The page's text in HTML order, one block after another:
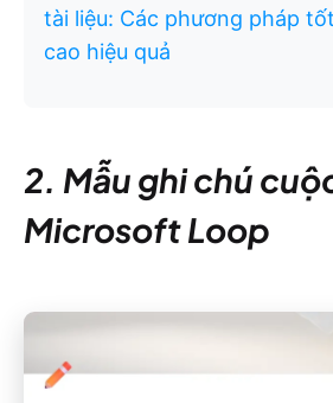
tài liệu: Các phương pháp
cao hiệu quả
2. Mẫu ghi chú
Microsoft Loop